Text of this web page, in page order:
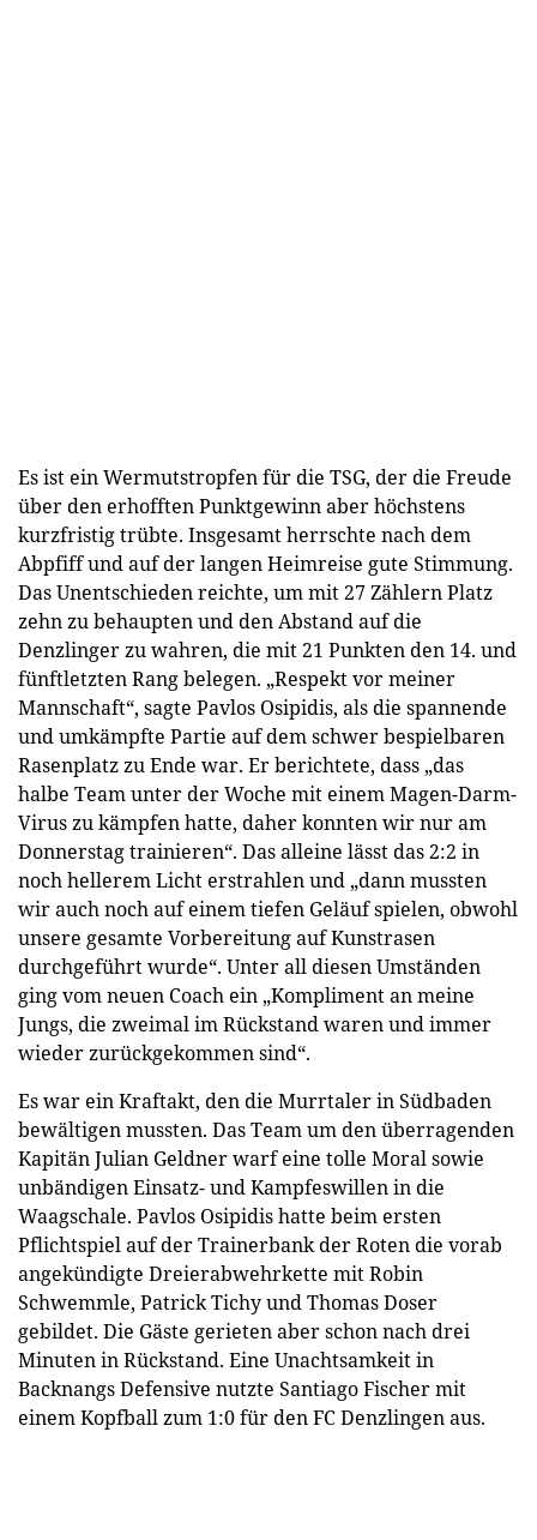
Es ist ein Wermutstropfen für die TSG, der die Freude
über den erhofften Punktgewinn aber höchstens
kurzfristig trübte. Insgesamt herrschte nach dem
Abpfiff und auf der langen Heimreise gute Stimmung.
Das Unentschieden reichte, um mit 27 Zählern Platz
zehn zu behaupten und den Abstand auf die
Denzlinger zu wahren, die mit 21 Punkten den 14. und
fünftletzten Rang belegen. „Respekt vor meiner
Mannschaft“, sagte Pavlos Osipidis, als die spannende
und umkämpfte Partie auf dem schwer bespielbaren
Rasenplatz zu Ende war. Er berichtete, dass „das
halbe Team unter der Woche mit einem Magen-Darm-
Virus zu kämpfen hatte, daher konnten wir nur am
Donnerstag trainieren“. Das alleine lässt das 2:2 in
noch hellerem Licht erstrahlen und „dann mussten
wir auch noch auf einem tiefen Geläuf spielen, obwohl
unsere gesamte Vorbereitung auf Kunstrasen
durchgeführt wurde“. Unter all diesen Umständen
ging vom neuen Coach ein „Kompliment an meine
Jungs, die zweimal im Rückstand waren und immer
wieder zurückgekommen sind“.
Es war ein Kraftakt, den die Murrtaler in Südbaden
bewältigen mussten. Das Team um den überragenden
Kapitän Julian Geldner warf eine tolle Moral sowie
unbändigen Einsatz- und Kampfeswillen in die
Waagschale. Pavlos Osipidis hatte beim ersten
Pflichtspiel auf der Trainerbank der Roten die vorab
angekündigte Dreierabwehrkette mit Robin
Schwemmle, Patrick Tichy und Thomas Doser
gebildet. Die Gäste gerieten aber schon nach drei
Minuten in Rückstand. Eine Unachtsamkeit in
Backnangs Defensive nutzte Santiago Fischer mit
einem Kopfball zum 1:0 für den FC Denzlingen aus.